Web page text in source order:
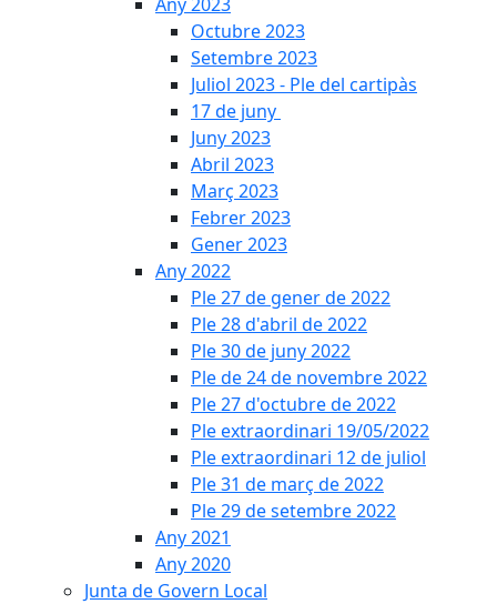
Octubre 2023
Setembre 2023
Juliol 2023 - Ple del cartipàs
17 de juny
Juny 2023
Abril 2023
Març 2023
Febrer 2023
Gener 2023
Any 2022
Ple 27 de gener de 2022
Ple 28 d'abril de 2022
Ple 30 de juny 2022
Ple de 24 de novembre 2022
Ple 27 d'octubre de 2022
Ple extraordinari 19/05/2022
Ple extraordinari 12 de juliol
Ple 31 de març de 2022
Ple 29 de setembre 2022
Any 2021
Any 2020
Junta de Govern Local